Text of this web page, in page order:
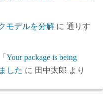
モデルを分解 に 通りす
package is being
した に 田中太郎 より